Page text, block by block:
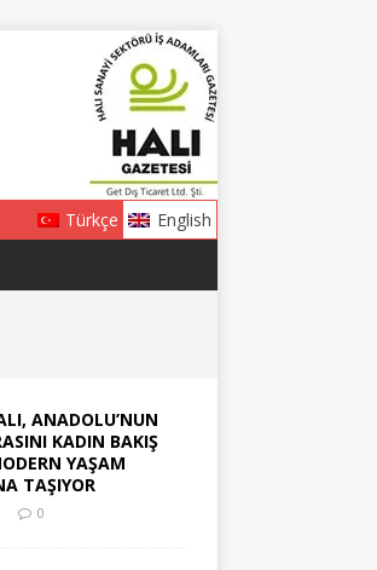
Türkçe
English
ANADOLU’NUN
KADIN BAKIŞ
YAŞAM
TAŞIYOR
0